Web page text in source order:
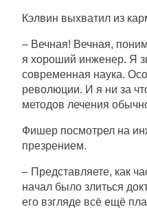
Кэлвин выхватил из
– Вечная! Вечная,
я хороший инженер. Я
современная наука.
революции. И я ни за
методов лечения
Фишер посмотрел на
презрением.
– Представляете, как
начал было злиться
его взгляде всё ещё